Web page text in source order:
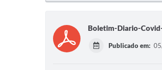
Boletim-Diario-
Publicado em: